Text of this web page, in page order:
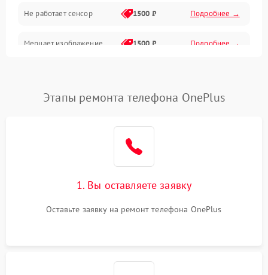
Не работает сенсор 1500 ₽ Подробнее →
Мерцает изображение 1500 ₽ Подробнее →
Не работает Face ID 4000 ₽ Подробнее →
Этапы ремонта телефона OnePlus
1. Вы оставляете заявку
Оставьте заявку на ремонт телефона OnePlus